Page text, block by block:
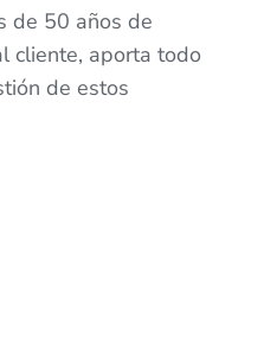
de 50 años de
cliente, aporta todo
de estos